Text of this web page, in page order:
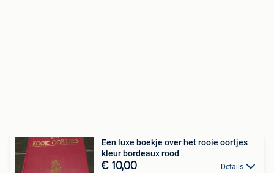
Een luxe boekje over het rooie oortjes
kleur bordeaux rood
€ 10,00 Details